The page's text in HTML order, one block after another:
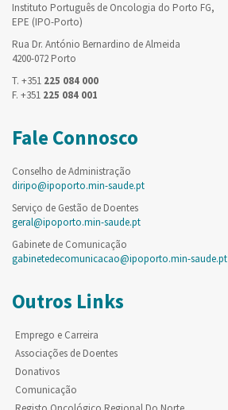
Instituto Português de Oncologia do Porto FG,
EPE (IPO-Porto)
Rua Dr. António Bernardino de Almeida
4200-072 Porto
T. +351 225 084 000
F. +351 225 084 001
Fale Connosco
Conselho de Administração
diripo@ipoporto.min-saude.pt
Serviço de Gestão de Doentes
geral@ipoporto.min-saude.pt
Gabinete de Comunicação
gabinetedecomunicacao@ipoporto.min-saude.pt
Outros Links
Emprego e Carreira
Associações de Doentes
Donativos
Comunicação